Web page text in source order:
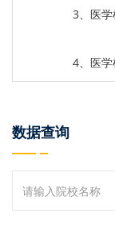
3、医
4、医
数据查询